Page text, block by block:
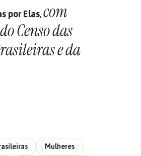
por Elas,com
Censo das
e da
Mulheres